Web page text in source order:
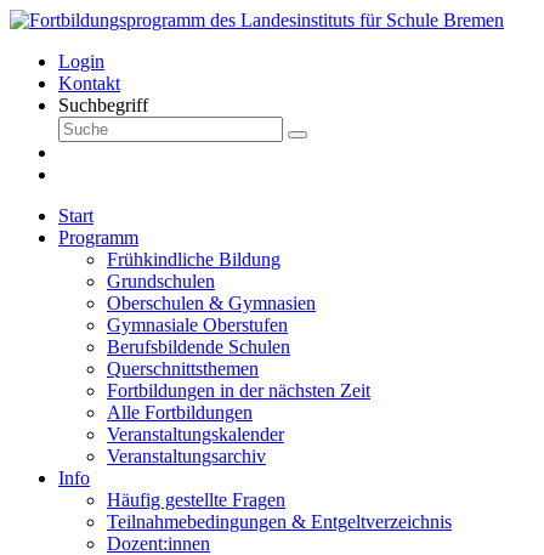
Login
Kontakt
Suchbegriff
Start
Programm
Frühkindliche Bildung
Grundschulen
Oberschulen & Gymnasien
Gymnasiale Oberstufen
Berufsbildende Schulen
Querschnittsthemen
Fortbildungen in der nächsten Zeit
Alle Fortbildungen
Veranstaltungskalender
Veranstaltungsarchiv
Info
Häufig gestellte Fragen
Teilnahmebedingungen & Entgeltverzeichnis
Dozent:innen